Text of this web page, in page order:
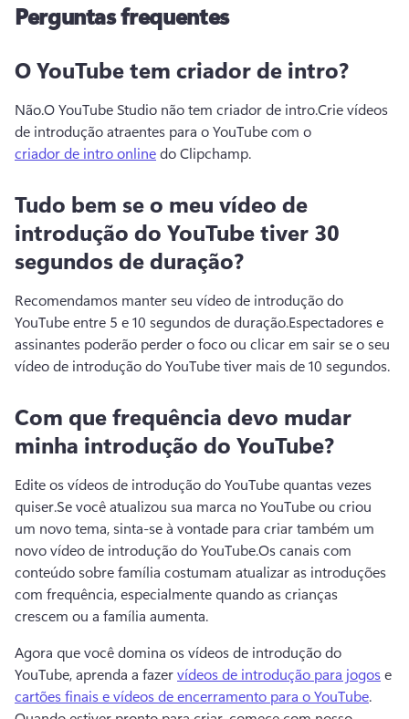
Perguntas frequentes
O YouTube tem criador de intro?
Não.O YouTube Studio não tem criador de intro.Crie vídeos
de introdução atraentes para o YouTube com o
criador de intro online do Clipchamp.
Tudo bem se o meu vídeo de
introdução do YouTube tiver 30
segundos de duração?
Recomendamos manter seu vídeo de introdução do
YouTube entre 5 e 10 segundos de duração.Espectadores e
assinantes poderão perder o foco ou clicar em sair se o seu
vídeo de introdução do YouTube tiver mais de 10 segundos.
Com que frequência devo mudar
minha introdução do YouTube?
Edite os vídeos de introdução do YouTube quantas vezes
quiser.Se você atualizou sua marca no YouTube ou criou
um novo tema, sinta-se à vontade para criar também um
novo vídeo de introdução do YouTube.Os canais com
conteúdo sobre família costumam atualizar as introduções
com frequência, especialmente quando as crianças
crescem ou a família aumenta.
Agora que você domina os vídeos de introdução do
YouTube, aprenda a fazer vídeos de introdução para jogos
cartões finais e vídeos de encerramento para o YouTube